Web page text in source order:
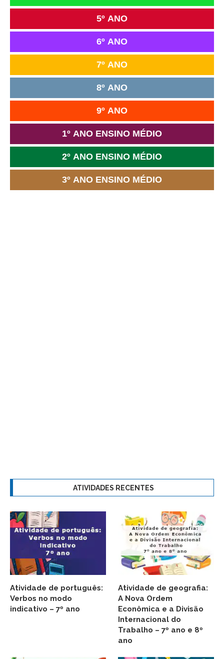
5º ANO
6º ANO
7º ANO
8º ANO
9º ANO
1º ANO ENSINO MÉDIO
2º ANO ENSINO MÉDIO
3º ANO ENSINO MÉDIO
ATIVIDADES RECENTES
Atividade de português:
Verbos no modo
indicativo – 7º ano
Atividade de geografia:
A Nova Ordem
Econômica e a Divisão
Internacional do
Trabalho – 7º ano e 8º
ano